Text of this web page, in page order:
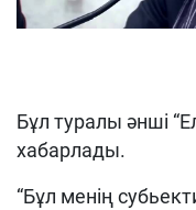
Бұл туралы әнші
хабарлады.
“Бұл менің